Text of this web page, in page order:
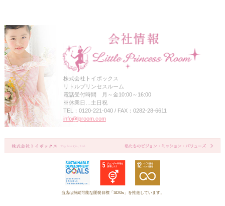
株式会社トイボックス
リトルプリンセスルーム
電話受付時間 月～金10:00～16:00
※休業日…土日祝
TEL：0120-221-040 / FAX：0282-28-6611
info@lproom.com
当店は持続可能な開発目標「SDGs」を推進しています。